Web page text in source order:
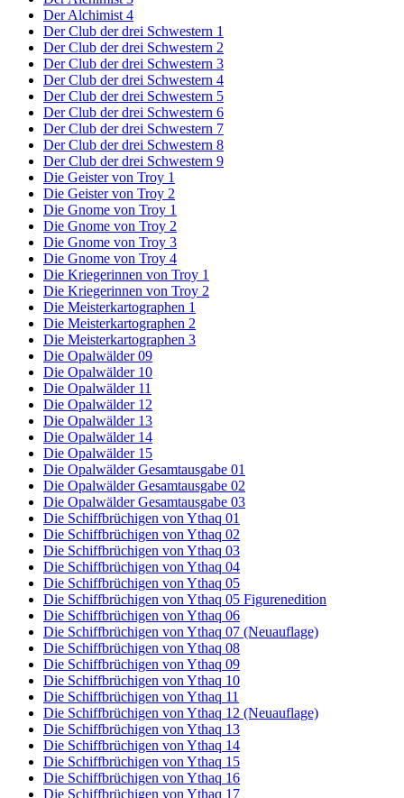
Der Alchimist 4
Der Club der drei Schwestern 1
Der Club der drei Schwestern 2
Der Club der drei Schwestern 3
Der Club der drei Schwestern 4
Der Club der drei Schwestern 5
Der Club der drei Schwestern 6
Der Club der drei Schwestern 7
Der Club der drei Schwestern 8
Der Club der drei Schwestern 9
Die Geister von Troy 1
Die Geister von Troy 2
Die Gnome von Troy 1
Die Gnome von Troy 2
Die Gnome von Troy 3
Die Gnome von Troy 4
Die Kriegerinnen von Troy 1
Die Kriegerinnen von Troy 2
Die Meisterkartographen 1
Die Meisterkartographen 2
Die Meisterkartographen 3
Die Opalwälder 09
Die Opalwälder 10
Die Opalwälder 11
Die Opalwälder 12
Die Opalwälder 13
Die Opalwälder 14
Die Opalwälder 15
Die Opalwälder Gesamtausgabe 01
Die Opalwälder Gesamtausgabe 02
Die Opalwälder Gesamtausgabe 03
Die Schiffbrüchigen von Ythaq 01
Die Schiffbrüchigen von Ythaq 02
Die Schiffbrüchigen von Ythaq 03
Die Schiffbrüchigen von Ythaq 04
Die Schiffbrüchigen von Ythaq 05
Die Schiffbrüchigen von Ythaq 05 Figurenedition
Die Schiffbrüchigen von Ythaq 06
Die Schiffbrüchigen von Ythaq 07 (Neuauflage)
Die Schiffbrüchigen von Ythaq 08
Die Schiffbrüchigen von Ythaq 09
Die Schiffbrüchigen von Ythaq 10
Die Schiffbrüchigen von Ythaq 11
Die Schiffbrüchigen von Ythaq 12 (Neuauflage)
Die Schiffbrüchigen von Ythaq 13
Die Schiffbrüchigen von Ythaq 14
Die Schiffbrüchigen von Ythaq 15
Die Schiffbrüchigen von Ythaq 16
Die Schiffbrüchigen von Ythaq 17